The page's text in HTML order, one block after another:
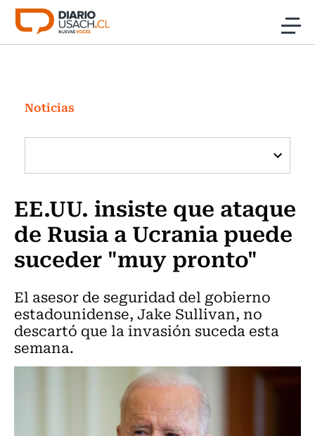
Click acá para ir directamente al contenido
Investigación
Cultura
Programas Radio y TV Usach
Noticias
EE.UU. insiste que ataque
de Rusia a Ucrania puede
suceder "muy pronto"
El asesor de seguridad del gobierno
estadounidense, Jake Sullivan, no
descartó que la invasión suceda esta
semana.